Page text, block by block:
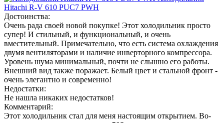
Hitachi R-V 610 PUC7 PWH
Достоинства:
Очень рада своей новой покупке! Этот холодильник просто
супер! И стильный, и функциональный, и очень
вместительный. Примечательно, что есть система охлаждения
двумя вентиляторами и наличие инверторного компрессора.
Уровень шума минимальный, почти не слышно его работы.
Внешний вид также поражает. Белый цвет и стальной фронт -
очень элегантно и современно!
Недостатки:
Не нашла никаких недостатков!
Комментарий:
Этот холодильник стал для меня настоящим открытием. Во-